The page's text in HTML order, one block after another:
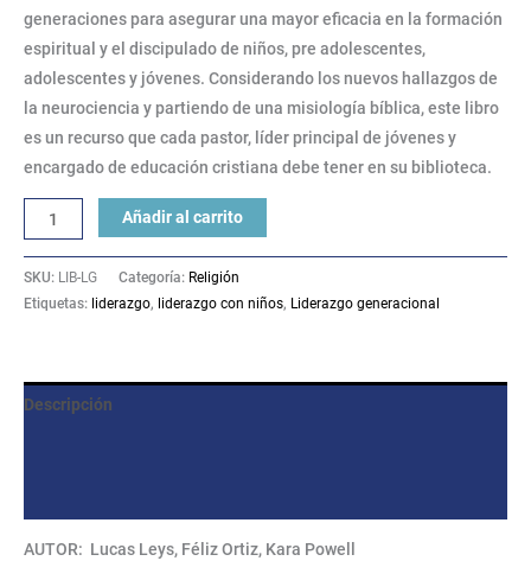
generaciones para asegurar una mayor eficacia en la formación
espiritual y el discipulado de niños, pre adolescentes,
adolescentes y jóvenes. Considerando los nuevos hallazgos de
la neurociencia y partiendo de una misiología bíblica, este libro
es un recurso que cada pastor, líder principal de jóvenes y
encargado de educación cristiana debe tener en su biblioteca.
Añadir al carrito
SKU: LIB-LG Categoría: Religión
Etiquetas: liderazgo, liderazgo con niños, Liderazgo generacional
Descripción
AUTOR: Lucas Leys, Féliz Ortiz, Kara Powell